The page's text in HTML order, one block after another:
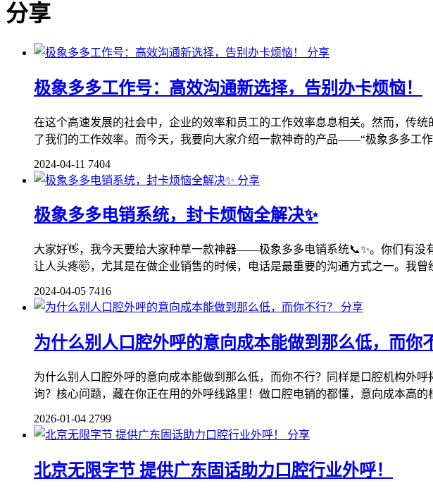
分享
分享
极象多多工作号：高效沟通新选择，告别办卡烦恼！
在这个高速发展的社会中，企业的效率和员工的工作效率息息相关。然而，传
了我们的工作效率。而今天，我要向大家介绍一款神奇的产品——“极象多多工作
2024-04-11 7404
分享
极象多多电销系统，封卡烦恼全解决✨
大家好👋，我今天要给大家种草一款神器——极象多多电销系统📞✨。你们有没
让人头疼🤯，尤其是在做企业销售的时候，电话是最重要的沟通方式之一。我曾
2024-04-05 7416
分享
为什么别人口腔外呼的意向成本能做到那么低，而你
为什么别人口腔外呼的意向成本能做到那么低，而你不行？同样是口腔机构外
询？核心问题，藏在你正在用的外呼线路里！做口腔电销的都懂，意向成本高的
2026-01-04 2799
分享
北京无限字节 提供广东固话助力口腔行业外呼！